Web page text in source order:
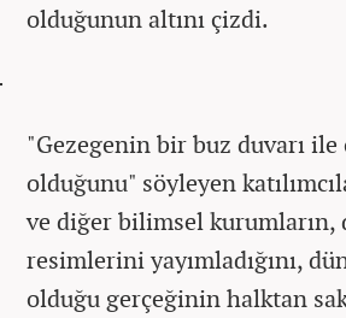
olduğunun altını çizdi.
"Gezegenin bir buz duvarı
olduğunu" söyleyen
ve diğer bilimsel kurumların,
resimlerini yayımladığını,
olduğu gerçeğinin halktan